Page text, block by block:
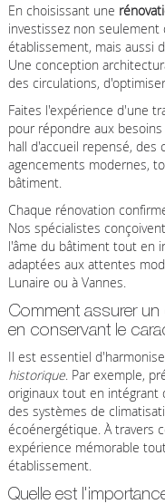
En choisissant une
investissez non
établissement, mais aussi
Une conception
des circulations,
Faites l'expérience d'une
pour répondre aux
hall d'accueil repensé, des
agencements modernes,
bâtiment.
Chaque rénovation
Nos spécialistes
l'âme du bâtiment tout en
adaptées aux attentes
Lunaire ou à Vannes.
Comment assurer
en conservant le
Il est essentiel
historique. Par exemple,
originaux tout en intégrant
des systèmes de
écoénergétique. À travers
expérience mémorable
établissement.
Quelle est